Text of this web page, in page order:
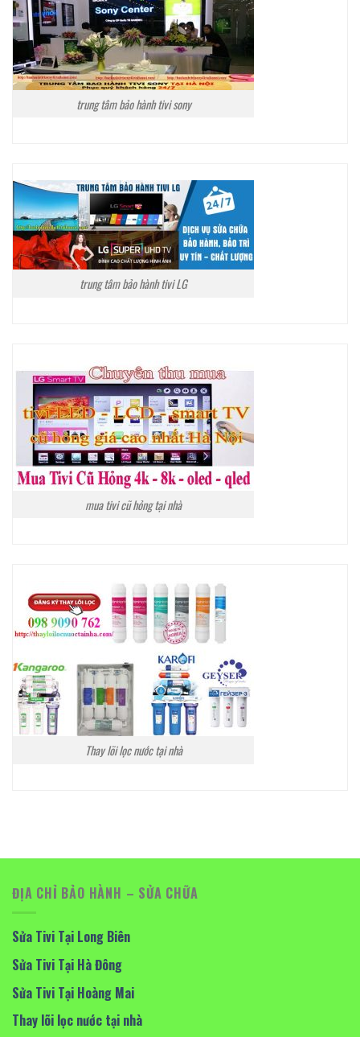
trung tâm bảo hành tivi sony
trung tâm bảo hành tivi LG
mua tivi cũ hỏng tại nhà
Thay lõi lọc nước tại nhà
ĐỊA CHỈ BẢO HÀNH – SỬA CHỮA
Sửa Tivi Tại Long Biên
Sửa Tivi Tại Hà Đông
Sửa Tivi Tại Hoàng Mai
Thay lõi lọc nước tại nhà